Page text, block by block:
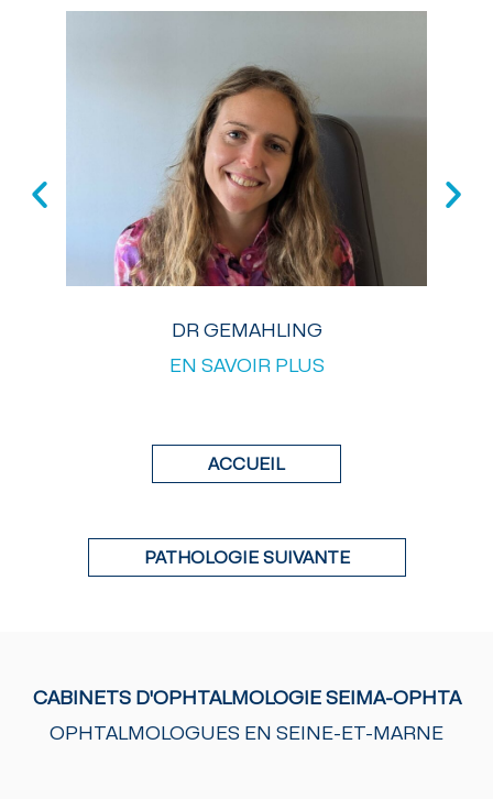
DR GEMAHLING
EN SAVOIR PLUS
ACCUEIL
PATHOLOGIE SUIVANTE
CABINETS D'OPHTALMOLOGIE SEIMA-OPHTA
OPHTALMOLOGUES EN SEINE-ET-MARNE